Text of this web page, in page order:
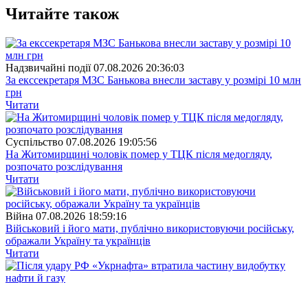
Читайте також
Надзвичайні події 07.08.2026 20:36:03
За екссекретаря МЗС Банькова внесли заставу у розмірі 10 млн
грн
Читати
Суспiльство 07.08.2026 19:05:56
На Житомирщині чоловік помер у ТЦК після медогляду,
розпочато розслідування
Читати
Війна 07.08.2026 18:59:16
Військовий і його мати, публічно використовуючи російську,
ображали Україну та українців
Читати